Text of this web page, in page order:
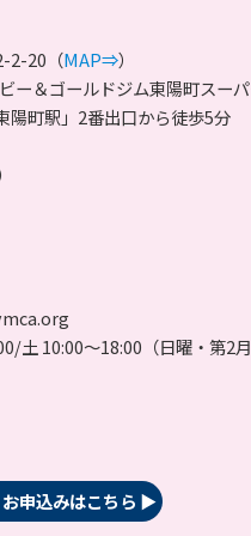
2-20（MAP⇒）
ー＆ゴールドジム東陽町スー
陽町駅」2番出口から徒歩5分
土 10:00～18:00（日曜・第2月
込みはこちら ▶